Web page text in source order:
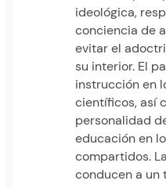
ideológica,
conciencia de
evitar el
su interior. El
instrucción en
científicos, así
personalidad
educación en
compartidos.
conducen a un